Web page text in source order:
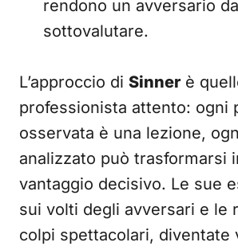
rendono un avversario
sottovalutare.
L’approccio di Sinner è
professionista attento: ogni
osservata è una lezione,
analizzato può trasformarsi
vantaggio decisivo. Le sue
sui volti degli avversari e le
colpi spettacolari, diventate